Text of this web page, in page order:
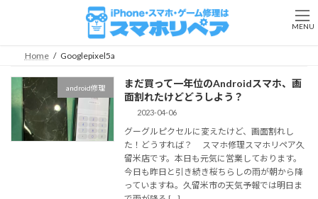
Home Googlepixel5a
android修理
まだ買って一年位のAndroidスマホ、画
面割れたけどどうしよう？
2023-04-06
グーグルピクセルに変えたけど、画面割れし
た！どうすれば？ スマホ修理スマホリペア久
留米店です。本日も元気に営業しております。
今日も昨日と引き続き桜ちらしの雨が朝から降
っていますね。久留米市の天気予報では明日ま
MENU